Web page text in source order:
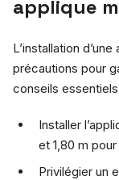
applique
L’installation
précautions pour
conseils
Installer
et 1,80 m
Privilégier un